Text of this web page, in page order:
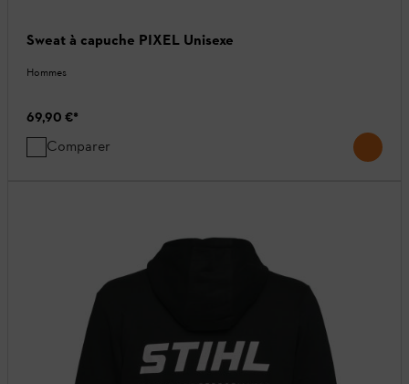
Sweat à capuche PIXEL Unisexe
Hommes
69,90 €*
Comparer